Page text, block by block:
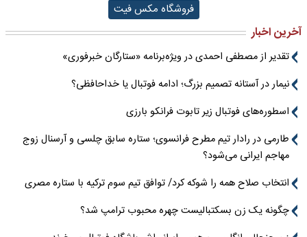
فروشگاه مکس فیت
آخرین اخبار
تقدیر از مصطفی احمدی در ویژه‌برنامه «ستارگان خبرفوری»
نیمار در آستانه تصمیم بزرگ؛ ادامه فوتبال یا خداحافظی؟
اسطوره‌های فوتبال زیر تابوت فرانکو بارزی
طارمی در رادار تیم مطرح فرانسوی؛ ستاره سابق چلسی و آرسنال زوج
مهاجم ایرانی می‌شود؟
انتخاب صلاح همه را شوکه کرد/ توافق تیم سوم ترکیه با ستاره مصری
چگونه یک زن بسکتبالیست چهره محبوب ترامپ شد؟